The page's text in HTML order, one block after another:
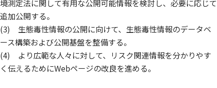
境測定法に関して有用な公開可能情報を検討し、必要に応じて
追加公開する。
(3) 生態毒性情報の公開に向けて、生態毒性情報のデータベ
ース構築および公開基盤を整備する。
(4) より広範な人々に対して、リスク関連情報を分かりやす
く伝えるためにWebページの改良を進める。